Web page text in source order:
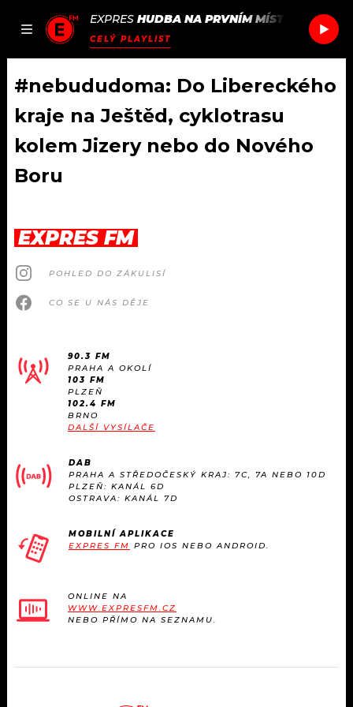
JAK
SEZNAM.CZ
EXPRES HUDBA NA PRVNÍM MÍSTĚ
CELÝ PLAYLIST
DOMŮ
ČLÁNKY
HUDBA
ROZHOVORY
KALENDÁŘ
TRENDY
MIX
RÁDIO
PROGRAM
PLAYLIST
#nebududoma: Do Libereckého
kraje na Ještěd, cyklotrasu
kolem Jizery nebo do Nového
Boru
EXPRES FM
POHLED DO ZÁKULISÍ
CO SE U NÁS DĚJE
90.3 FM
PRAHA A OKOLÍ
103 FM
PLZEŇ
102.4 FM
BRNO
DALŠÍ VYSÍLAČE
DAB
PRAHA A STŘEDOČESKÝ KRAJ: 7C, 7A NEBO 10D
PLZEŇ: KANÁL 6D
OSTRAVA: KANÁL 7D
MOBILNÍ APLIKACE
EXPRES FM PRO IOS NEBO ANDROID.
ONLINE NA
WWW.EXPRESFM.CZ
NEBO PŘÍMO NA SEZNAMU.